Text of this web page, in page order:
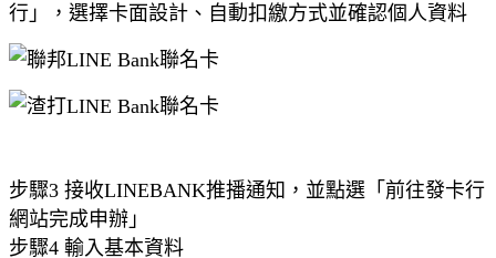
行」，選擇卡面設計、自動扣繳方式並確認個人資料
步驟3 接收LINEBANK推播通知，並點選「前往發卡行
網站完成申辦」
步驟4 輸入基本資料